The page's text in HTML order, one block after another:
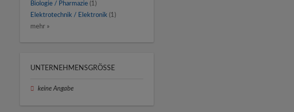
Biologie / Pharmazie (1)
Elektrotechnik / Elektronik (1)
mehr »
UNTERNEHMENSGRÖSSE
keine Angabe